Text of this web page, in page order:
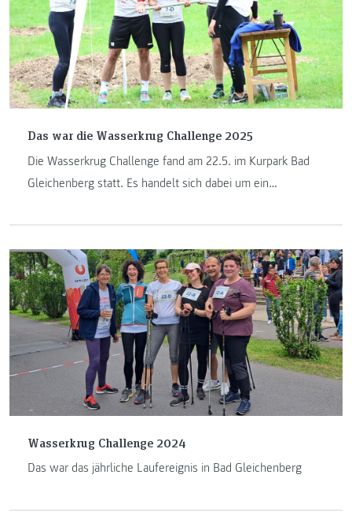
Das war die Wasserkrug Challenge 2025
Die Wasserkrug Challenge fand am 22.5. im Kurpark Bad
Gleichenberg statt. Es handelt sich dabei um ein
konzipiert wird. Der Reinerlös wird der Lebenshilfe
Netzwerk GmbH gespendet.
Wasserkrug Challenge 2024
Das war das jährliche Laufereignis in Bad Gleichenberg